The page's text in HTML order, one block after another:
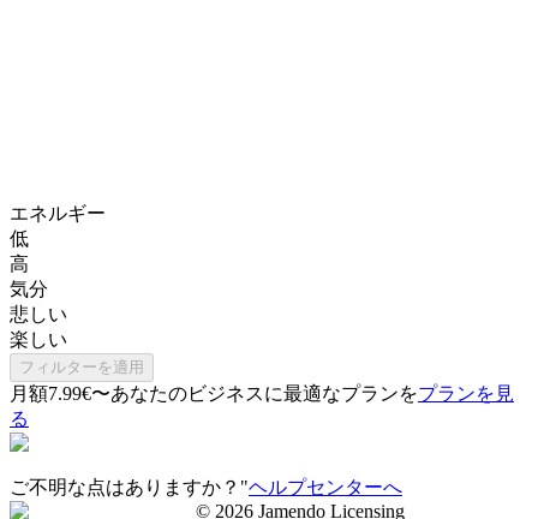
エネルギー
低
高
気分
悲しい
楽しい
フィルターを適用
月額7.99€〜あなたのビジネスに最適なプランをプランを見
る
ご不明な点はありますか？"ヘルプセンターへ
© 2026 Jamendo Licensing